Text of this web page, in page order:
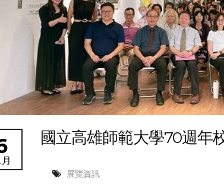
國立高雄師範大學70週年
展覽資訊